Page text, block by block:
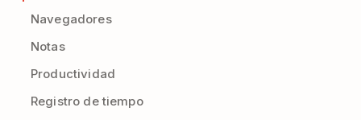
Navegadores
Notas
Productividad
Registro de tiempo